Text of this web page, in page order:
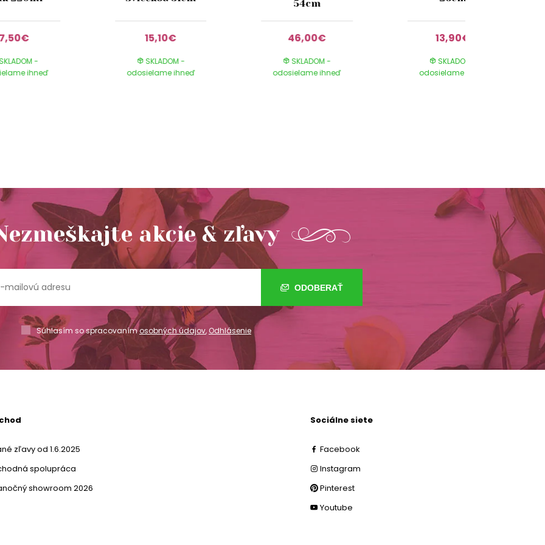
7,50€
SKLADOM -
ihneď
15,10€
SKLADOM -
odosielame ihneď
54cm
46,00€
SKLADOM -
odosielame ihneď
13,90€
SKLADOM -
odosielame ihneď
akcie & zľavy
ODOBERAŤ
Súhlasím so spracovanímosobných údajov,Odhlásenie
zľavy od 1.6.2025
spolupráca
showroom 2026
Sociálne siete
Facebook
Instagram
Pinterest
Youtube